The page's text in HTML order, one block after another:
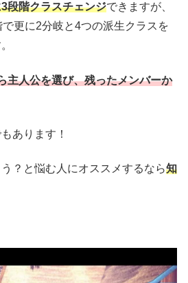
段階クラスチェンジできますが、
更に2分岐と4つの派生クラスを
主人公を選び、残ったメンバーか
あります！
？と悩む人にオススメするなら知